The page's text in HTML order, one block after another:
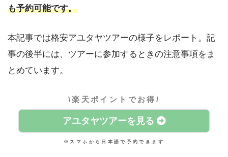
も予約可能です。
本記事では格安アユタヤツアーの様子をレポート。記
事の後半には、ツアーに参加するときの注意事項をま
とめています。
\楽天ポイントでお得/
アユタヤツアーを見る
※スマホから日本語で予約できます